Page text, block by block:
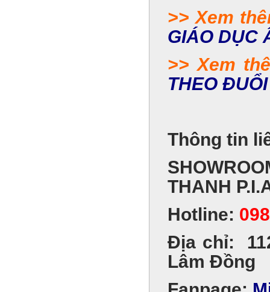
>> Xem
GIÁO DỤC
>> Xem
THEO
Thông tin
THANH
Hotline:
Địa chỉ:
Lâm Đồng